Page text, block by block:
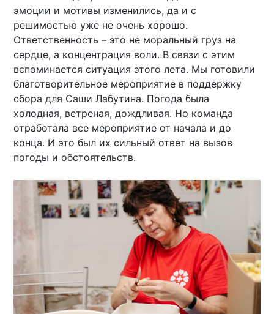
эмоции и мотивы изменились, да и с
решимостью уже не очень хорошо.
Ответственность – это не моральный груз на
сердце, а концентрация воли. В связи с этим
вспоминается ситуация этого лета. Мы готовили
благотворительное мероприятие в поддержку
сбора для Саши Лабутина. Погода была
холодная, ветреная, дождливая. Но команда
отработала все мероприятие от начала и до
конца. И это был их сильный ответ на вызов
погоды и обстоятельств.